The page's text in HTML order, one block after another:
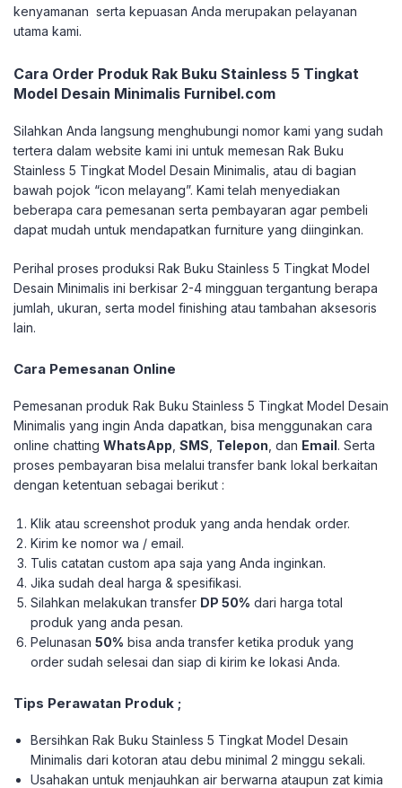
kenyamanan serta kepuasan Anda merupakan pelayanan
utama kami.
Cara Order Produk Rak Buku Stainless 5 Tingkat
Model Desain Minimalis Furnibel.com
Silahkan Anda langsung menghubungi nomor kami yang sudah
tertera dalam website kami ini untuk memesan Rak Buku
Stainless 5 Tingkat Model Desain Minimalis, atau di bagian
bawah pojok “icon melayang”. Kami telah menyediakan
beberapa cara pemesanan serta pembayaran agar pembeli
dapat mudah untuk mendapatkan furniture yang diinginkan.
Perihal proses produksi Rak Buku Stainless 5 Tingkat Model
Desain Minimalis ini berkisar 2-4 mingguan tergantung berapa
jumlah, ukuran, serta model finishing atau tambahan aksesoris
lain.
Cara Pemesanan Online
Pemesanan produk Rak Buku Stainless 5 Tingkat Model Desain
Minimalis yang ingin Anda dapatkan, bisa menggunakan cara
online chatting WhatsApp SMS Telepon , dan Email. Serta
proses pembayaran bisa melalui transfer bank lokal berkaitan
dengan ketentuan sebagai berikut :
Klik atau screenshot produk yang anda hendak order.
Kirim ke nomor wa / email.
Tulis catatan custom apa saja yang Anda inginkan.
Jika sudah deal harga & spesifikasi.
Silahkan melakukan transfer DP 50% dari harga total
produk yang anda pesan.
Pelunasan50% bisa anda transfer ketika produk yang
order sudah selesai dan siap di kirim ke lokasi Anda.
Tips Perawatan Produk ;
Bersihkan Rak Buku Stainless 5 Tingkat Model Desain
Minimalis dari kotoran atau debu minimal 2 minggu sekali.
Usahakan untuk menjauhkan air berwarna ataupun zat kimia